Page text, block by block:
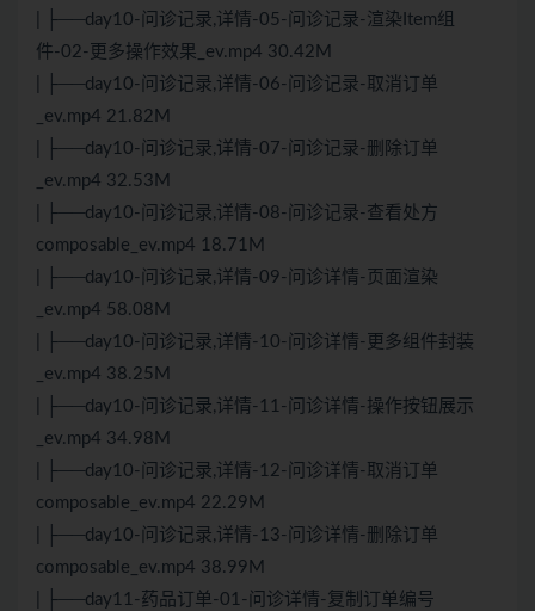
| ├──day10-问诊记录,详情-05-问诊记录-渲染Item组
件-02-更多操作效果_ev.mp4 30.42M
| ├──day10-问诊记录,详情-06-问诊记录-取消订单
_ev.mp4 21.82M
| ├──day10-问诊记录,详情-07-问诊记录-删除订单
_ev.mp4 32.53M
| ├──day10-问诊记录,详情-08-问诊记录-查看处方
composable_ev.mp4 18.71M
| ├──day10-问诊记录,详情-09-问诊详情-页面渲染
_ev.mp4 58.08M
| ├──day10-问诊记录,详情-10-问诊详情-更多组件封装
_ev.mp4 38.25M
| ├──day10-问诊记录,详情-11-问诊详情-操作按钮展示
_ev.mp4 34.98M
| ├──day10-问诊记录,详情-12-问诊详情-取消订单
composable_ev.mp4 22.29M
| ├──day10-问诊记录,详情-13-问诊详情-删除订单
composable_ev.mp4 38.99M
| ├──day11-药品订单-01-问诊详情-复制订单编号